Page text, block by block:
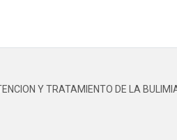
Y TRATAMIENTO DE LA